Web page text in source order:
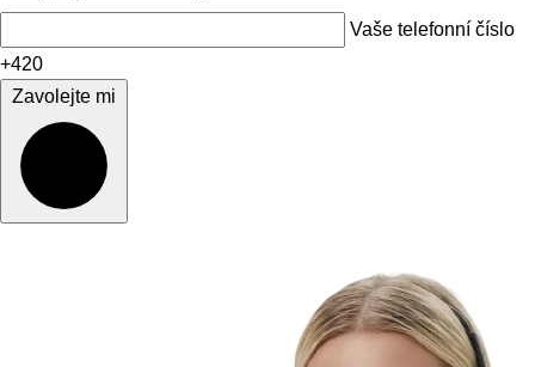
Vaše telefonní číslo
+420
Zavolejte mi